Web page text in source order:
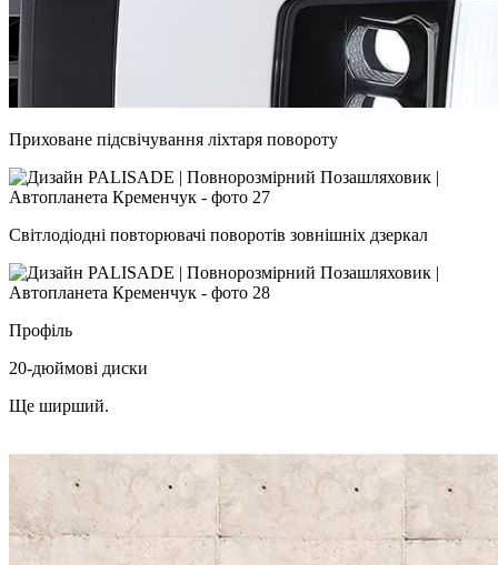
Приховане підсвічування ліхтаря повороту
Світлодіодні повторювачі поворотів зовнішніх дзеркал
Профіль
20-дюймові диски
Ще ширший.